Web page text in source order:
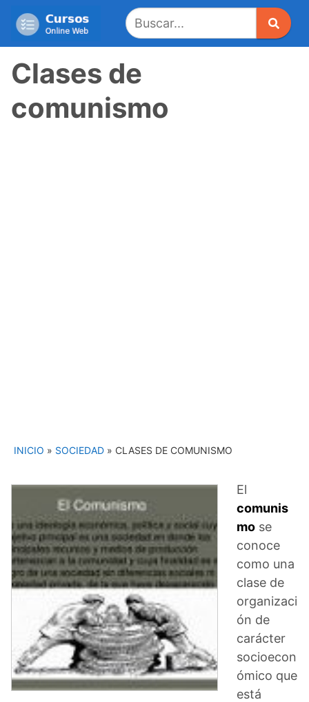
Clases de
comunismo
INICIO » SOCIEDAD » CLASES DE COMUNISMO
El
comunis
mo se
conoce
como una
clase de
organizaci
ón de
carácter
socioecon
ómico que
está